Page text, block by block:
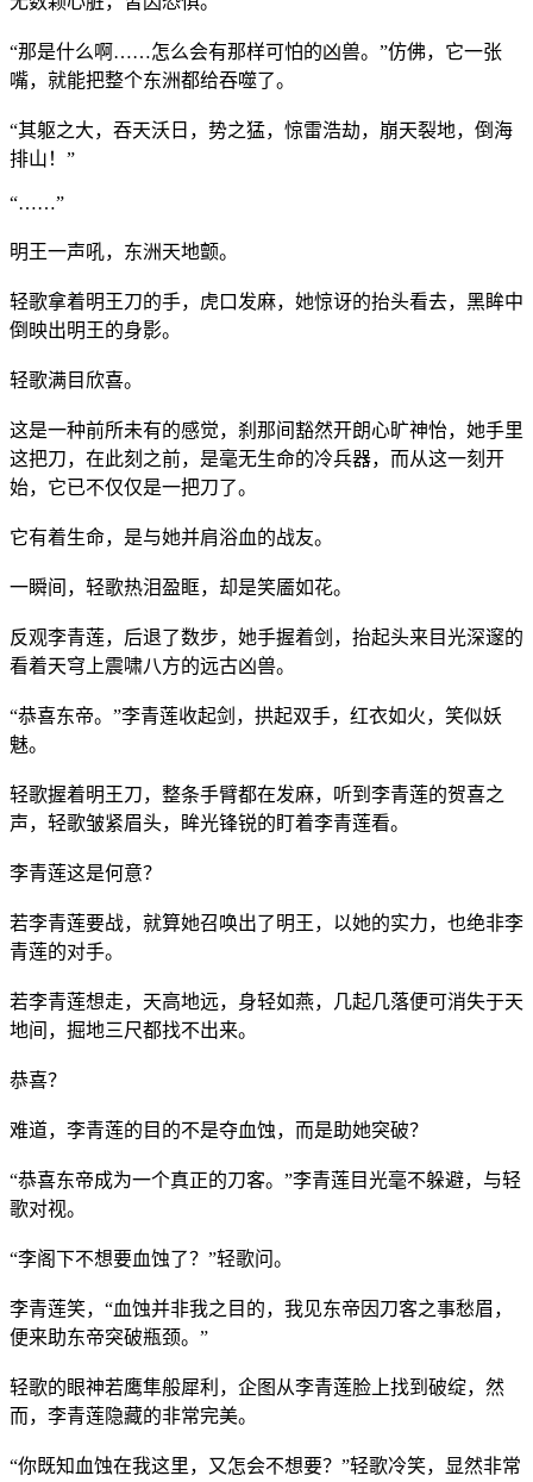
“那是什么啊……怎么会有那样可怕的凶兽。”仿佛，它一张
嘴，就能把整个东洲都给吞噬了。
“其躯之大，吞天沃日，势之猛，惊雷浩劫，崩天裂地，倒海
排山！”
“……”
明王一声吼，东洲天地颤。
轻歌拿着明王刀的手，虎口发麻，她惊讶的抬头看去，黑眸中
倒映出明王的身影。
轻歌满目欣喜。
这是一种前所未有的感觉，刹那间豁然开朗心旷神怡，她手里
这把刀，在此刻之前，是毫无生命的冷兵器，而从这一刻开
始，它已不仅仅是一把刀了。
它有着生命，是与她并肩浴血的战友。
一瞬间，轻歌热泪盈眶，却是笑靥如花。
反观李青莲，后退了数步，她手握着剑，抬起头来目光深邃的
看着天穹上震啸八方的远古凶兽。
“恭喜东帝。”李青莲收起剑，拱起双手，红衣如火，笑似妖
魅。
轻歌握着明王刀，整条手臂都在发麻，听到李青莲的贺喜之
声，轻歌皱紧眉头，眸光锋锐的盯着李青莲看。
李青莲这是何意？
若李青莲要战，就算她召唤出了明王，以她的实力，也绝非李
青莲的对手。
若李青莲想走，天高地远，身轻如燕，几起几落便可消失于天
地间，掘地三尺都找不出来。
恭喜？
难道，李青莲的目的不是夺血蚀，而是助她突破？
“恭喜东帝成为一个真正的刀客。”李青莲目光毫不躲避，与轻
歌对视。
“李阁下不想要血蚀了？”轻歌问。
李青莲笑，“血蚀并非我之目的，我见东帝因刀客之事愁眉，
便来助东帝突破瓶颈。”
轻歌的眼神若鹰隼般犀利，企图从李青莲脸上找到破绽，然
而，李青莲隐藏的非常完美。
“你既知血蚀在我这里，又怎会不想要？”轻歌冷笑，显然非常